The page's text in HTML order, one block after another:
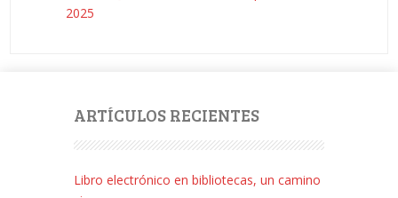
2025
ARTÍCULOS RECIENTES
Libro electrónico en bibliotecas, un camino